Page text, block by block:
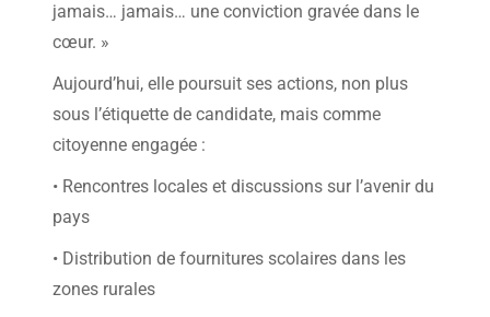
jamais… jamais… une conviction gravée dans le
cœur. »
Aujourd’hui, elle poursuit ses actions, non plus
sous l’étiquette de candidate, mais comme
citoyenne engagée :
• Rencontres locales et discussions sur l’avenir du
pays
• Distribution de fournitures scolaires dans les
zones rurales